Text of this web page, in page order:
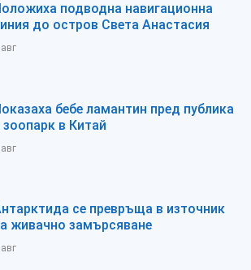
подводна навигационна
до остров Света Анастасия
бебе ламантин пред публика
зоопарк в Китай
се превръща в източник
живачно замърсяване